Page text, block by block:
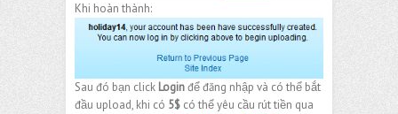
Khi hoàn thành:
Sau đó bạn click Loginđể đăng nhập và có thể bắt
đầu upload, khi có 5$ có thể yêu cầu rút tiền qua